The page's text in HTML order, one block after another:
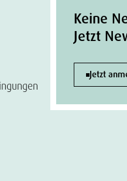
Keine
Jetzt
Jetzt